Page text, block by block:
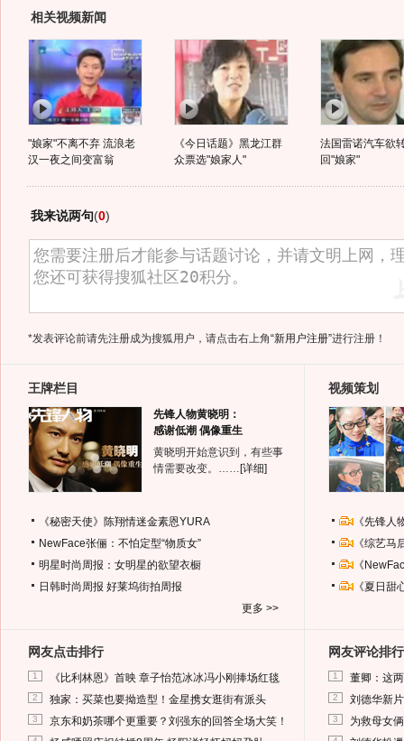
相关视频新闻
"娘家"不离不弃 流浪老
汉一夜之间变富翁
《今日话题》黑龙江群
众票选"娘家人"
法国雷诺汽车欲
回"娘家"
我来说两句(0)
*发表评论前请先注册成为搜狐用户，请点击右上角“新用户注册”进行注册！
王牌栏目
先锋人物黄晓明：
感谢低潮 偶像重生
黄晓明开始意识到，有些事
情需要改变。…… [详细]
《秘密天使》陈翔情迷金素恩YURA
NewFace张俪：不怕定型“物质女”
明星时尚周报：女明星的欲望衣橱
日韩时尚周报 好莱坞街拍周报
更多 >>
视频策划
《先锋
《综艺
《
《夏日
网友点击排行
1 《比利林恩》首映 章子怡范冰冰冯小刚捧场红毯
2 独家：买菜也要拗造型！金星携女逛街有派头
3 京东和奶茶哪个更重要？刘强东的回答全场大笑！
网友评论排行
1 董卿：这
2 刘德华新
3 为救母女